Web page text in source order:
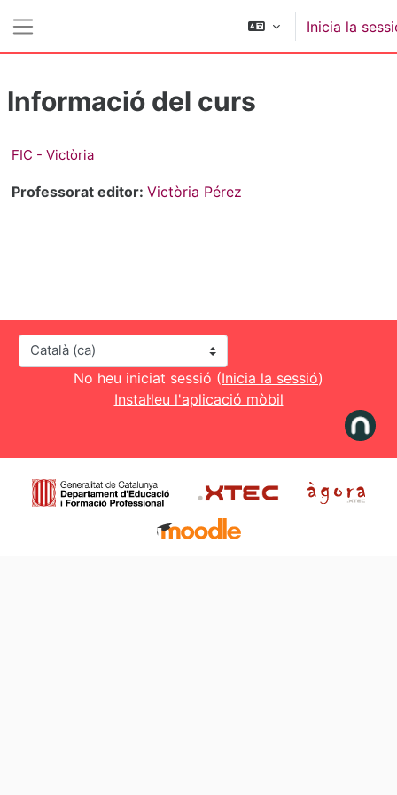
Inicia la
Informació del curs
FIC - Victòria
Professorat editor: Victòria Pérez
Idioma
No heu iniciat sessió (Inicia la sessió)
Instal·leu l'aplicació mòbil